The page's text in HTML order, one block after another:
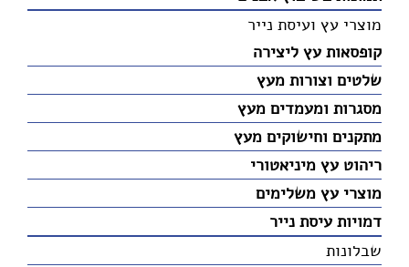
מוצרי עץ ועיסת נייר
קופסאות עץ ליצירה
שלטים וצורות מעץ
מסגרות ומעמדים מעץ
מתקנים וחישוקים מעץ
ריהוט עץ מיניאטורי
מוצרי עץ משלימים
דמויות עיסת נייר
שבלונות